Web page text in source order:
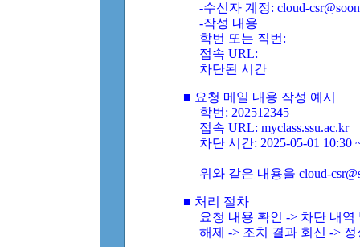
-수신자 계정: cloud-
-작성 내용
학번 또는 직번:
접속 URL:
차단된 시간
■ 요청 메일 내용 작성 예시
학번: 202512345
접속 URL: myclass.ssu.ac.kr
차단 시간: 2025-05-01 10:30
위와 같은 내용을 cloud-
■ 처리 절차
요청 내용 확인 -> 차단 내
해제 -> 조치 결과 회신 ->